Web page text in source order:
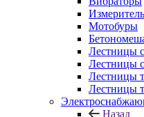
Мотобуры
Лестницы
Лестницы
Лестницы
Лестницы
Назад